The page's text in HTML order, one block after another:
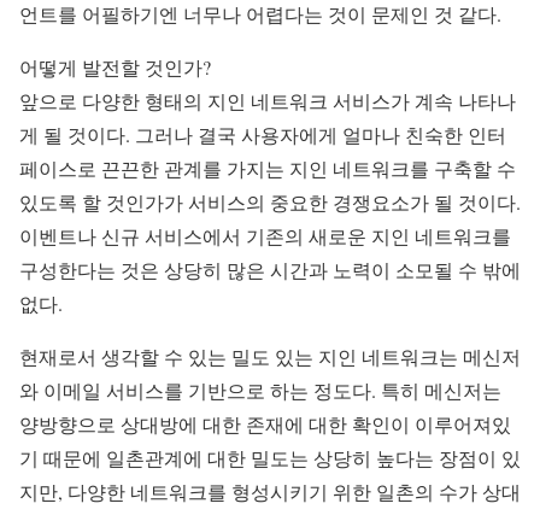
언트를 어필하기엔 너무나 어렵다는 것이 문제인 것 같다.
어떻게 발전할 것인가?
앞으로 다양한 형태의 지인 네트워크 서비스가 계속 나타나
게 될 것이다. 그러나 결국 사용자에게 얼마나 친숙한 인터
페이스로 끈끈한 관계를 가지는 지인 네트워크를 구축할 수
있도록 할 것인가가 서비스의 중요한 경쟁요소가 될 것이다.
이벤트나 신규 서비스에서 기존의 새로운 지인 네트워크를
구성한다는 것은 상당히 많은 시간과 노력이 소모될 수 밖에
없다.
현재로서 생각할 수 있는 밀도 있는 지인 네트워크는 메신저
와 이메일 서비스를 기반으로 하는 정도다. 특히 메신저는
양방향으로 상대방에 대한 존재에 대한 확인이 이루어져있
기 때문에 일촌관계에 대한 밀도는 상당히 높다는 장점이 있
지만, 다양한 네트워크를 형성시키기 위한 일촌의 수가 상대